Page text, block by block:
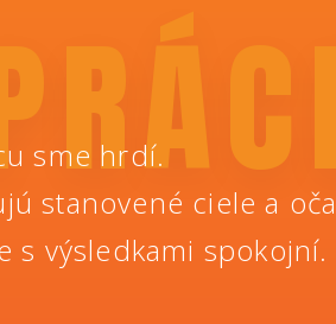
sme hrdí.
stanovené ciele a
s výsledkami spokojní.